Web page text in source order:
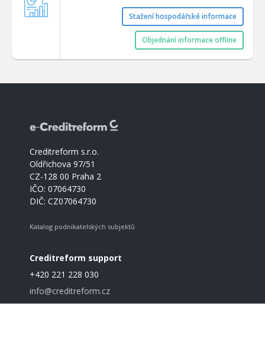
Stažení hospodářské informace
Objednání informace offline
Creditreform s.r.o.
Oldřichova 97/51
CZ-128 00 Praha 2
IČO: 07064730
DIČ: CZ07064730
Katalog podnikatelských subjektů
Creditreform support
+420 221 228 030
info@creditreform.cz